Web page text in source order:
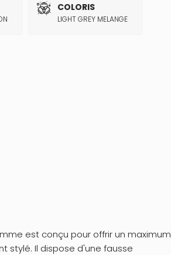
COLORIS
LIGHT GREY MELANGE
est conçu pour offrir un maximum
stylé. Il dispose d'une fausse